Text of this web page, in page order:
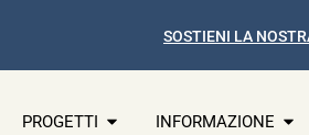
SOSTIENI LA
PROGETTI INFORMAZIONE